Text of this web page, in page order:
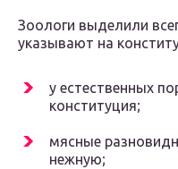
Зоологи выделили
указывают на
у естественных
конституция;
мясные
нежную;